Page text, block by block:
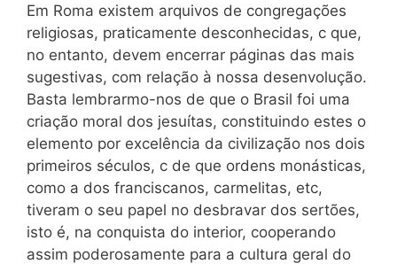
Em Roma existem arquivos de congregações
religiosas, praticamente desconhecidas, c que,
no entanto, devem encerrar páginas das mais
sugestivas, com relação à nossa desenvolução.
Basta lembrarmo-nos de que o Brasil foi uma
criação moral dos jesuítas, constituindo estes o
elemento por excelência da civilização nos dois
primeiros séculos, c de que ordens monásticas,
como a dos franciscanos, carmelitas, etc,
tiveram o seu papel no desbravar dos sertões,
isto é, na conquista do interior, cooperando
assim poderosamente para a cultura geral do